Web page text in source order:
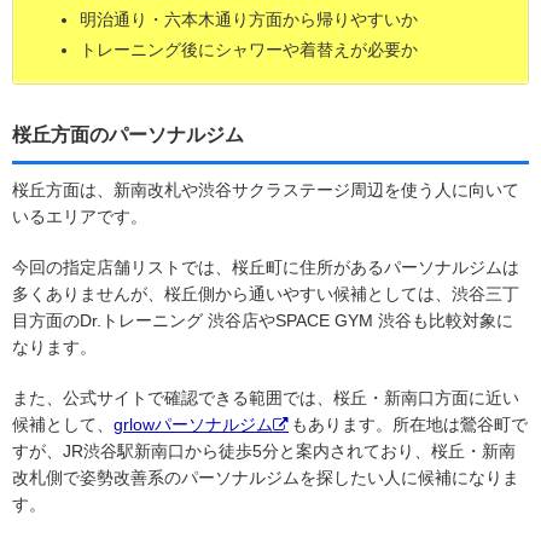
明治通り・六本木通り方面から帰りやすいか
トレーニング後にシャワーや着替えが必要か
桜丘方面のパーソナルジム
桜丘方面は、新南改札や渋谷サクラステージ周辺を使う人に向いて
いるエリアです。
今回の指定店舗リストでは、桜丘町に住所があるパーソナルジムは
多くありませんが、桜丘側から通いやすい候補としては、渋谷三丁
目方面のDr.トレーニング 渋谷店やSPACE GYM 渋谷も比較対象に
なります。
また、公式サイトで確認できる範囲では、桜丘・新南口方面に近い
候補として、 grlowパーソナルジム
もあります。所在地は鶯谷町で
すが、JR渋谷駅新南口から徒歩5分と案内されており、桜丘・新南
改札側で姿勢改善系のパーソナルジムを探したい人に候補になりま
す。